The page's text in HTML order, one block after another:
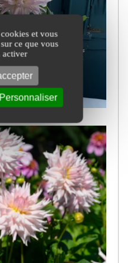
et vous
ce que vous
activer
Personnaliser